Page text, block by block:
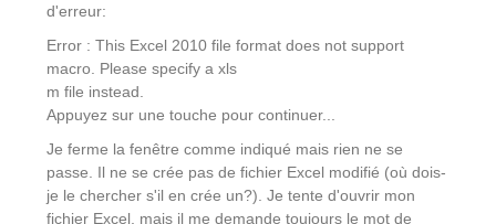
d'erreur:
Error : This Excel 2010 file format does not support
macro. Please specify a xls
m file instead.
Appuyez sur une touche pour continuer...
Je ferme la fenêtre comme indiqué mais rien ne se
passe. Il ne se crée pas de fichier Excel modifié (où dois-
je le chercher s'il en crée un?). Je tente d'ouvrir mon
fichier Excel, mais il me demande toujours le mot de